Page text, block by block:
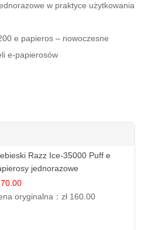
w praktyce użytkowania
e papieros – nowoczesne
e-papierosów
Razz Ice-35000 Puff e
jednorazowe
70.00
oryginalna：zł 160.00